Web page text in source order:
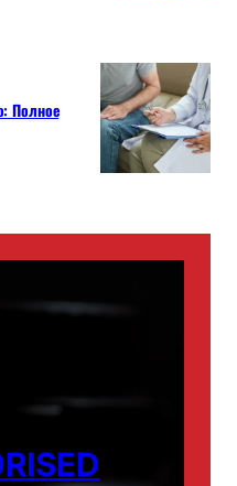
Полное